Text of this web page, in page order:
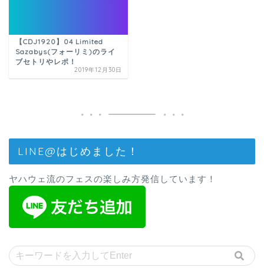
【CDJ1920】04 Limited
Sazabys(フォーリミ)のライ
ブセトリやレポ！
2019年12月30日
LINE@はじめました！
ヤハウェ流のフェスの楽しみ方発信しています！